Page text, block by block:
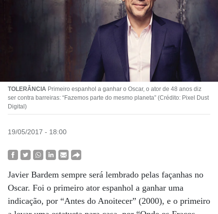
TOLERÂNCIA Primeiro espanhol a ganhar o Oscar, o ator de 48 anos diz
ser contra barreiras: “Fazemos parte do mesmo planeta” (Crédito: Pixel Dust
Digital)
19/05/2017 - 18:00
Javier Bardem sempre será lembrado pelas façanhas no
Oscar. Foi o primeiro ator espanhol a ganhar uma
indicação, por “Antes do Anoitecer” (2000), e o primeiro